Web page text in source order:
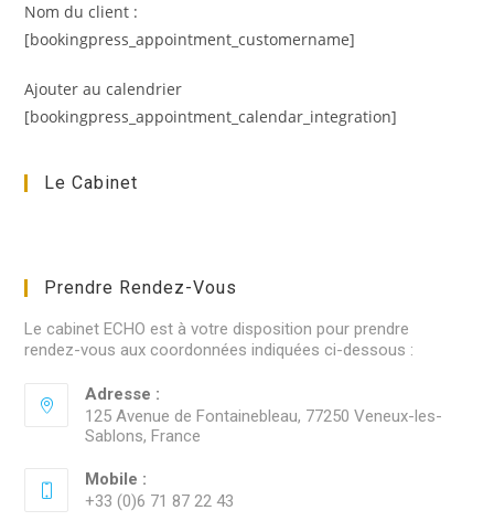
Nom du client :
[bookingpress_appointment_customername]
Ajouter au calendrier
[bookingpress_appointment_calendar_integration]
Le Cabinet
Prendre Rendez-Vous
Le cabinet ECHO est à votre disposition pour prendre
rendez-vous aux coordonnées indiquées ci-dessous :
Adresse :
125 Avenue de Fontainebleau, 77250 Veneux-les-
Sablons, France
Mobile :
+33 (0)6 71 87 22 43